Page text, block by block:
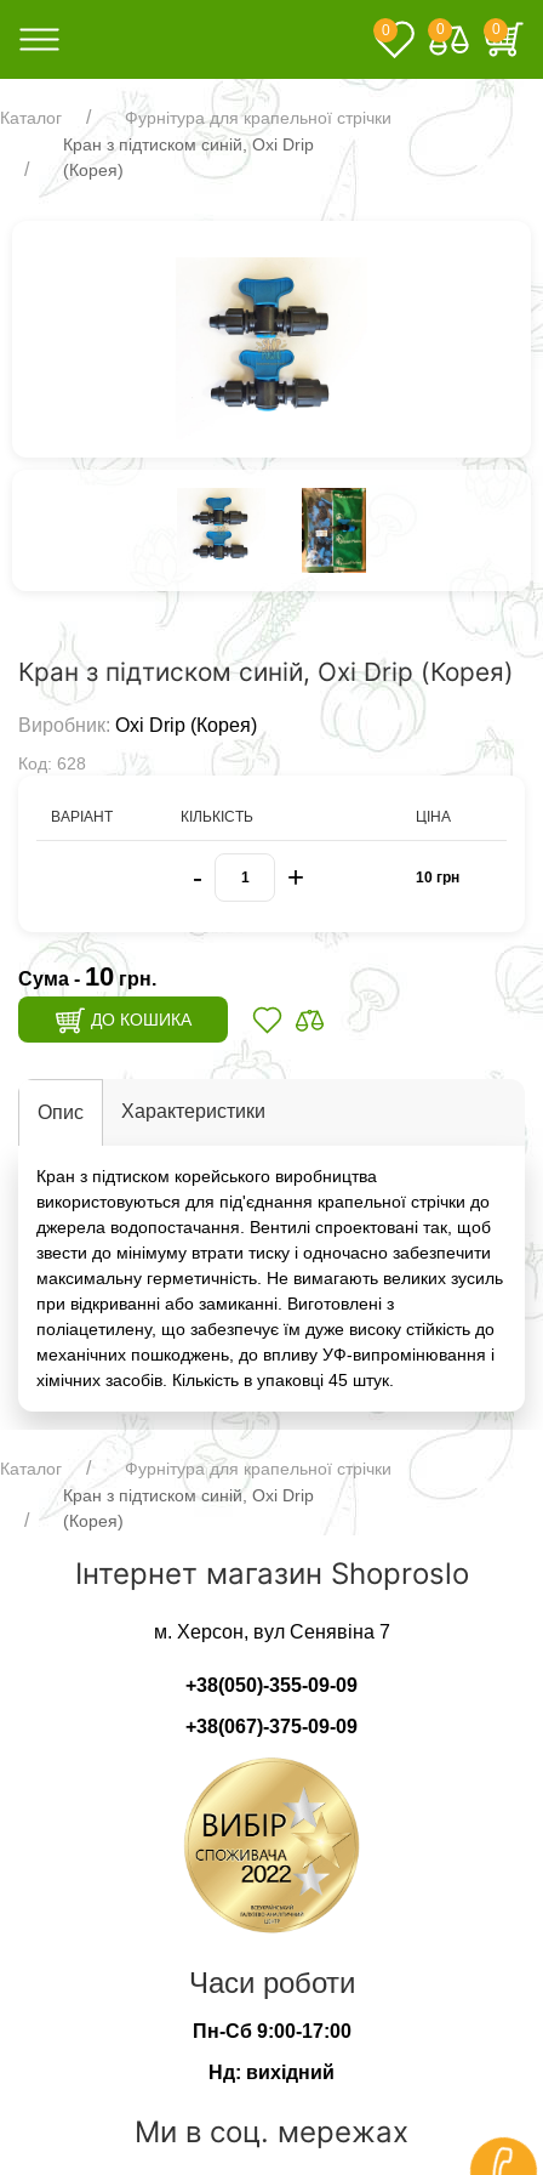
0 0 0
Каталог
Фурнітура для крапельної стрічки
Кран з підтиском синій, Oxi Drip
(Корея)
Кран з підтиском синій, Oxi Drip (Корея)
Виробник: Oxi Drip (Корея)
Код: 628
ВАРІАНТ КІЛЬКІСТЬ ЦІНА
- + 10 грн
Сума - 10грн.
ДО КОШИКА
Опис Характеристики
Кран з підтиском корейського виробництва
використовуються для під'єднання крапельної стрічки до
джерела водопостачання. Вентилі спроектовані так, щоб
звести до мінімуму втрати тиску і одночасно забезпечити
максимальну герметичність. Не вимагають великих зусиль
при відкриванні або замиканні. Виготовлені з
поліацетилену, що забезпечує їм дуже високу стійкість до
механічних пошкоджень, до впливу УФ-випромінювання і
хімічних засобів. Кількість в упаковці 45 штук.
Каталог
Фурнітура для крапельної стрічки
Кран з підтиском синій, Oxi Drip
(Корея)
Інтернет магазин Shoproslo
м. Херсон, вул Сенявіна 7
+38(050)-355-09-09
+38(067)-375-09-09
Часи роботи
Пн-Сб 9:00-17:00
Нд: вихідний
Ми в соц. мережах